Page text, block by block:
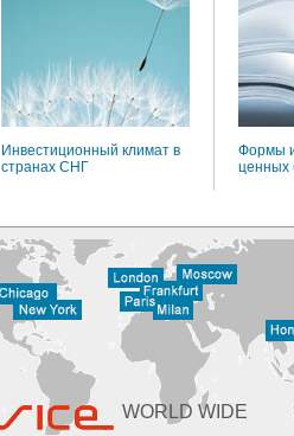
Инвестиционный климат в
странах СНГ
Формы
ценных
WORLD WIDE